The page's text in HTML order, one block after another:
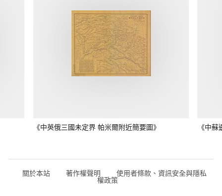
《中英俄三國未定界 帕米爾附近簡要圖》 《中
關於本站 著作權聲明 使用者條款、資訊安全與隱私
權政策